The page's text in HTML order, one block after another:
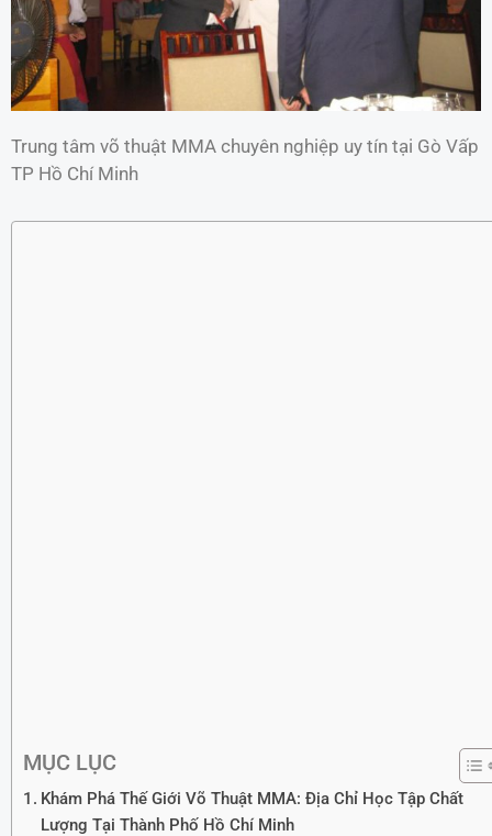
Trung tâm võ thuật MMA chuyên nghiệp uy tín tại Gò Vấp
TP Hồ Chí Minh
MỤC LỤC
Khám Phá Thế Giới Võ Thuật MMA: Địa Chỉ Học Tập Chất
Lượng Tại Thành Phố Hồ Chí Minh